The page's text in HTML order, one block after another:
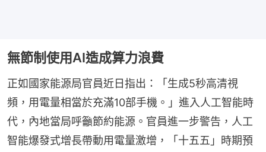
無節制使用AI造成算力浪費
正如國家能源局官員近日指出：「生成5秒高清視
頻，用電量相當於充滿10部手機。」進入人工智能時
代，內地當局呼籲節約能源。官員進一步警告，人工
智能爆發式增長帶動用電量激增，「十五五」時期預